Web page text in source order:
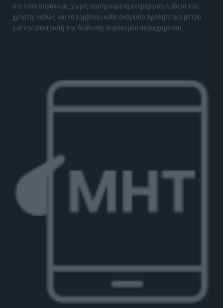
ότι είναι παράνομο, χωρίς προηγούμενη ενημέρωση ή άδεια του
χρήστη, καθώς και να λαμβάνει κάθε αναγκαίο προληπτικό μέτρο
για την αποτροπή της διάδοσης παράνομου περιεχομένου.